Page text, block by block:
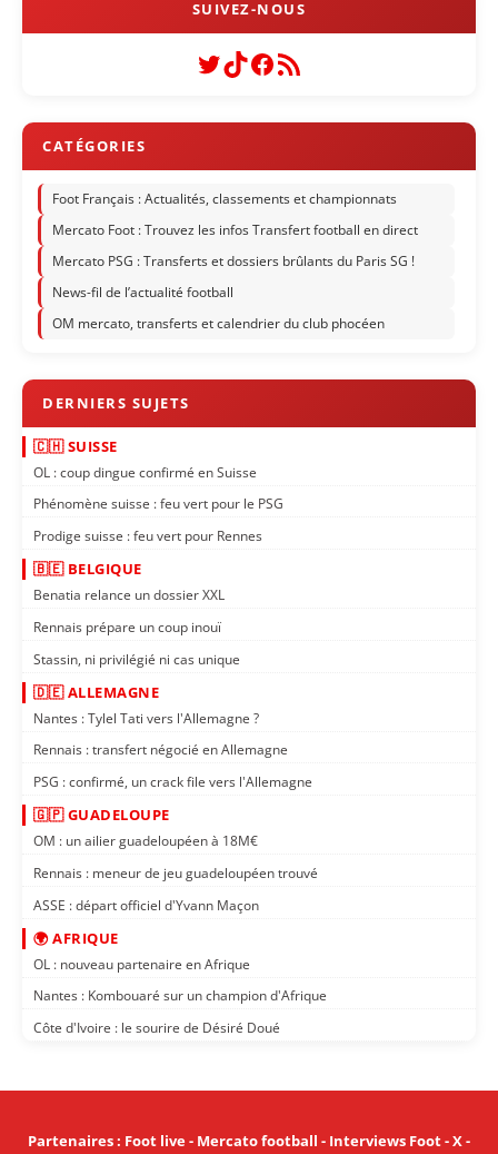
Twitter
TikTok
Facebook
Flux RSS
Foot Français : Actualités, classements et championnats
Mercato Foot : Trouvez les infos Transfert football en direct
Mercato PSG : Transferts et dossiers brûlants du Paris SG !
News-fil de l’actualité football
OM mercato, transferts et calendrier du club phocéen
🇨🇭 SUISSE
OL : coup dingue confirmé en Suisse
Phénomène suisse : feu vert pour le PSG
Prodige suisse : feu vert pour Rennes
🇧🇪 BELGIQUE
Benatia relance un dossier XXL
Rennais prépare un coup inouï
Stassin, ni privilégié ni cas unique
🇩🇪 ALLEMAGNE
Nantes : Tylel Tati vers l'Allemagne ?
Rennais : transfert négocié en Allemagne
PSG : confirmé, un crack file vers l'Allemagne
🇬🇵 GUADELOUPE
OM : un ailier guadeloupéen à 18M€
Rennais : meneur de jeu guadeloupéen trouvé
ASSE : départ officiel d'Yvann Maçon
🌍 AFRIQUE
OL : nouveau partenaire en Afrique
Nantes : Kombouaré sur un champion d'Afrique
Côte d'Ivoire : le sourire de Désiré Doué
Partenaires: Foot live- Mercato football - Interviews Foot-X-